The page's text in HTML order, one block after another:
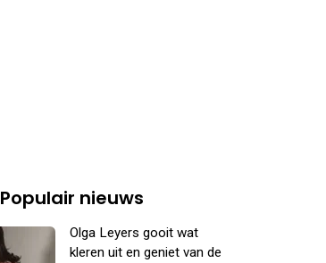
Populair nieuws
Olga Leyers gooit wat
kleren uit en geniet van de